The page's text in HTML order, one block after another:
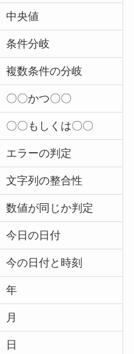
中央値
条件分岐
複数条件の分岐
〇〇かつ〇〇
〇〇もしくは〇〇
エラーの判定
文字列の整合性
数値が同じか判定
今日の日付
今の日付と時刻
年
月
日